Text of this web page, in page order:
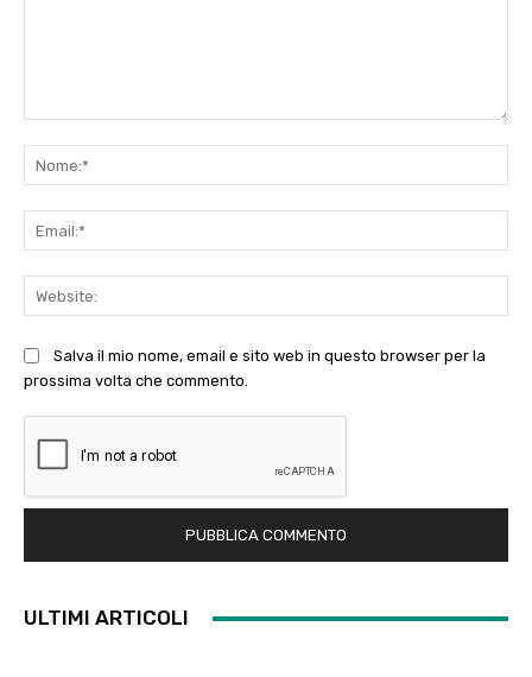
Salva il mio nome, email e sito web in questo browser per la
prossima volta che commento.
ULTIMI ARTICOLI